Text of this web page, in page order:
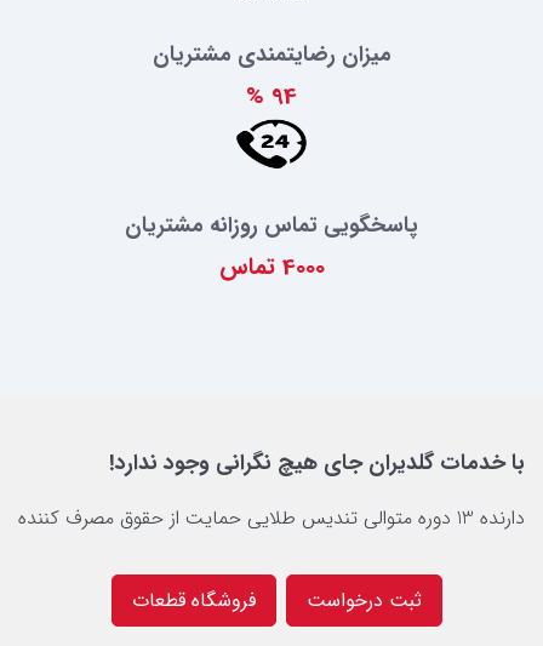
میزان رضایتمندی مشتریان
94
%
پاسخگویی تماس روزانه مشتریان
4000 تماس
با خدمات گلدیران جای هیچ نگرانی وجود ندارد!
دارنده 13 دوره متوالی تندیس طلایی حمایت از حقوق مصرف کننده
ثبت درخواست فروشگاه قطعات